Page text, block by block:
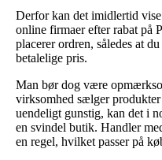
Derfor kan det imidlertid
online firmaer efter rabat på
placerer ordren, således at
betalelige pris.
Man bør dog være
virksomhed sælger
uendeligt gunstig, kan det i
en svindel butik. Handler
en regel, hvilket passer på